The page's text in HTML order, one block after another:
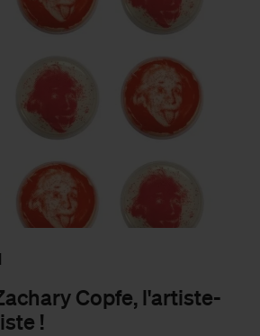
Copfe, l'artiste-
!